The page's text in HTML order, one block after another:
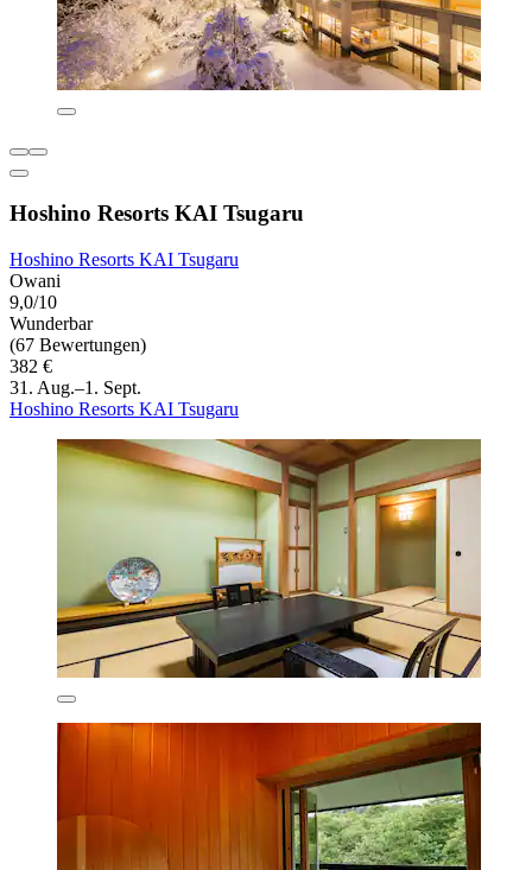
Hoshino Resorts KAI Tsugaru
Hoshino Resorts KAI Tsugaru
Owani
9,0/10
Wunderbar
(67 Bewertungen)
382 €
31. Aug.–1. Sept.
Hoshino Resorts KAI Tsugaru